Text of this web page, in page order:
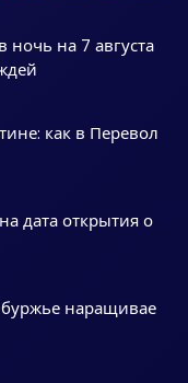
ночь на 7 августа
как в Перевол
дата открытия о
наращивае